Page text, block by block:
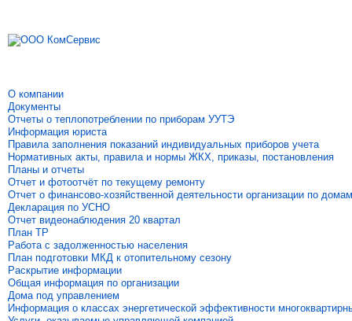
О компании
Документы
Отчеты о теплопотреблении по приборам УУТЭ
Информация юриста
Правила заполнения показаний индивидуальных приборов учета
Нормативных акты, правила и нормы ЖКХ, приказы, постановления
Планы и отчеты
Отчет и фотоотчёт по текущему ремонту
Отчет о финансово-хозяйственной деятельности организации по домам
Декларация по УСНО
Отчет видеонаблюдения 20 квартал
План ТР
Работа с задолженностью населения
План подготовки МКД к отопительному сезону
Раскрытие информации
Общая информация по организации
Дома под управлением
Информация о классах энергетической эффективности